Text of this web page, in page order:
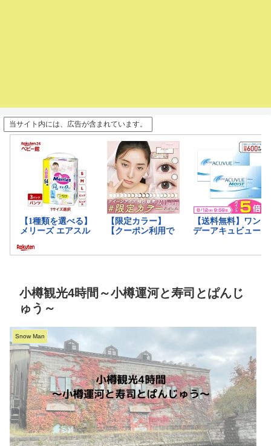
当サイト内には、広告が含まれています。
小樽観光4時間～小樽運河と寿司とぱんじ
ゅう～
Snow Man